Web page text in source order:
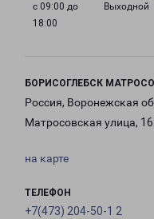
с 09:00 до
18:00
Выходной
БОРИСОГЛЕБСК
Россия, Воронежская
Матросовская улица,
на карте
ТЕЛЕФОН
+7(473) 204-50-1 2